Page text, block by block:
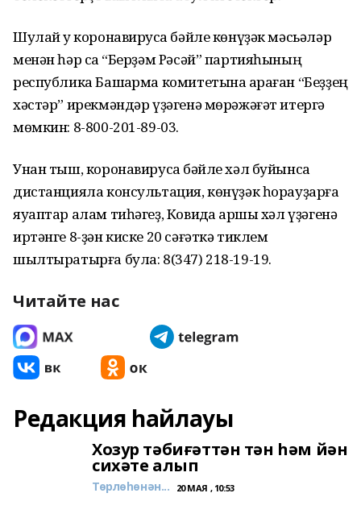
Шулай уҡ коронавирусҡа бәйле көнүҙәк мәсьәләр
менән һәр саҡ “Берҙәм Рәсәй” партияһының
республика Башҡарма комитетына ҡараған “Беҙҙең
хәстәр” ирекмәндәр үҙәгенә мөрәжәғәт итергә
мөмкин: 8-800-201-89-03.
Унан тыш, коронавирусҡа бәйле хәл буйынса
дистанцияла консультация, көнүҙәк һорауҙарға
яуаптар алам тиһәгеҙ, Ковидҡа ҡаршы хәл үҙәгенә
иртәнге 8-ҙән киске 20 сәғәткә тиклем
шылтыратырға була: 8(347) 218-19-19.
Читайте нас
Редакция һайлауы
Хозур тәбиғәттән тән һәм йән
сихәте алып
Төрлөһөнән... 20 МАЯ , 10:53